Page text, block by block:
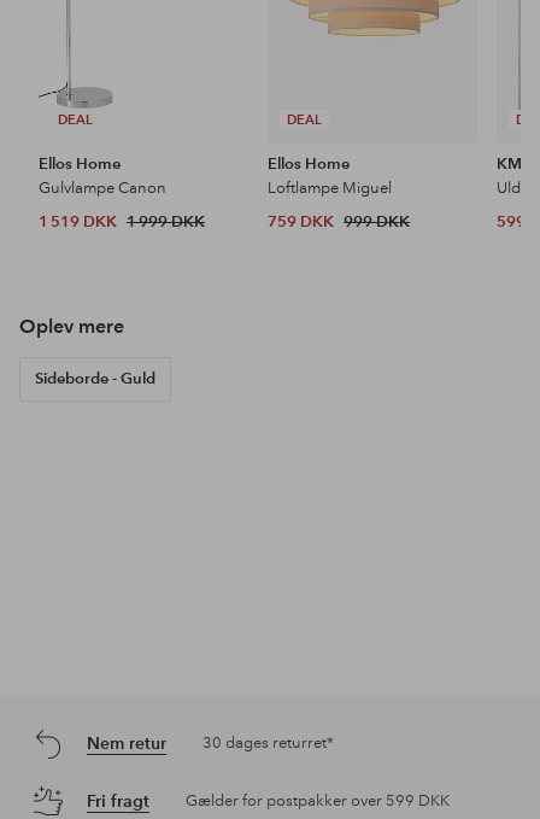
DEAL
Ellos Home
Gulvlampe Canon
1 519 DKK 1 999 DKK
DEAL
Ellos Home
Loftlampe Miguel
759 DKK 999 DKK
KM
599
Oplev mere
Sideborde - Guld
Nem retur 30 dages returret*
Fri fragt Gælder for postpakker over 599 DKK